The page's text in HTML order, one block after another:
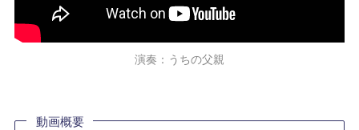
演奏：うちの父親
動画概要